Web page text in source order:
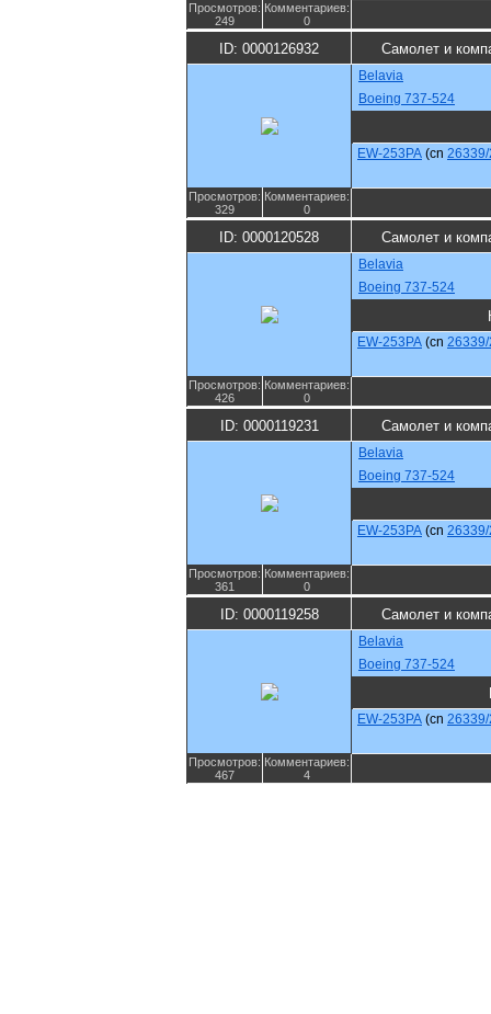
Просмотров:
249
Комментариев:
0
ID: 0000126932 Самолет и
Belavia
Boeing 737-524
EW-253PA (cn
Просмотров:
329
Комментариев:
0
ID: 0000120528 Самолет и
Belavia
Boeing 737-524
EW-253PA (cn
Просмотров:
426
Комментариев:
0
ID: 0000119231 Самолет и
Belavia
Boeing 737-524
EW-253PA (cn
Просмотров:
361
Комментариев:
0
ID: 0000119258 Самолет и
Belavia
Boeing 737-524
EW-253PA (cn
Просмотров:
467
Комментариев:
4